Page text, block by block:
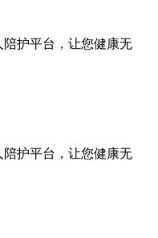
护平台，让您健康无
护平台，让您健康无